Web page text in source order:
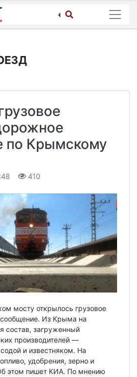
по Крымскому
410
мосту открылось грузовое
Из Крыма на
состав, загруженный
производителей —
и известняком. На
удобрения, зерно и
этом пишет КИА. По мнению